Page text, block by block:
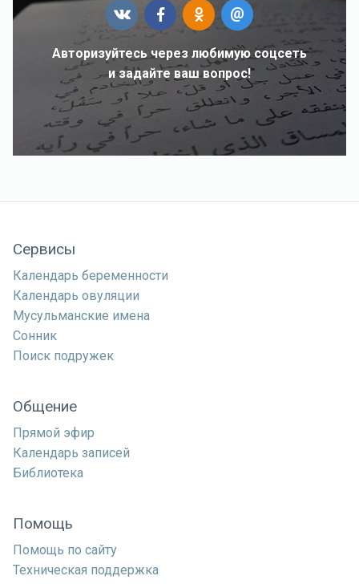
Авторизуйтесь через любимую соцсеть
и задайте ваш вопрос!
Сервисы
Календарь беременности
Календарь овуляции
Мусульманские имена
Сонник
Поиск подружек
Общение
Прямой эфир
Календарь записей
Библиотека
Помощь
Помощь по сайту
Техническая поддержка